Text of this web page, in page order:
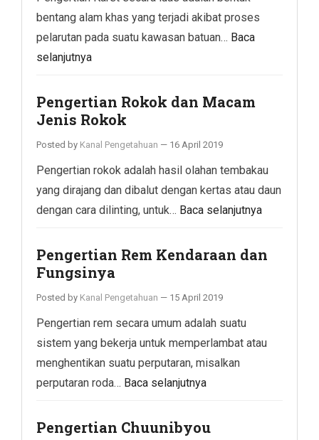
bentang alam khas yang terjadi akibat proses
pelarutan pada suatu kawasan batuan… Baca
selanjutnya
Pengertian Rokok dan Macam
Jenis Rokok
Posted by Kanal Pengetahuan — 16 April 2019
Pengertian rokok adalah hasil olahan tembakau
yang dirajang dan dibalut dengan kertas atau daun
dengan cara dilinting, untuk… Baca selanjutnya
Pengertian Rem Kendaraan dan
Fungsinya
Posted by Kanal Pengetahuan — 15 April 2019
Pengertian rem secara umum adalah suatu
sistem yang bekerja untuk memperlambat atau
menghentikan suatu perputaran, misalkan
perputaran roda… Baca selanjutnya
Pengertian Chuunibyou